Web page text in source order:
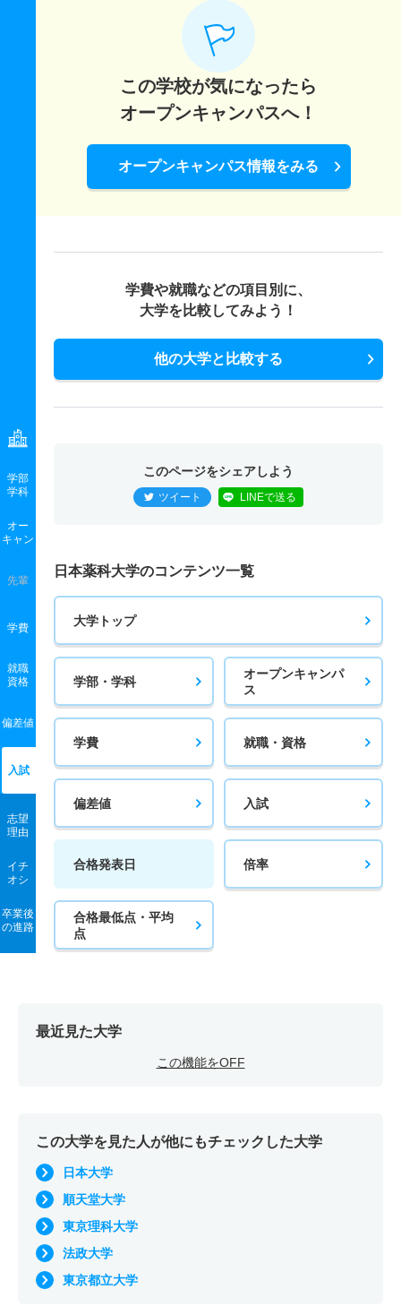
学部
学科
オー
キャン
先輩
学費
就職
資格
偏差値
入試
志望
理由
イチ
オシ
卒業後
の進路
この学校が気になったら
オープンキャンパスへ！
オープンキャンパス情報をみる
学費や就職などの項目別に、
大学を比較してみよう！
他の大学と比較する
このページをシェアしよう
ツイート LINEで送る
日本薬科大学のコンテンツ一覧
大学トップ
学部・学科
オープンキャンパ
ス
学費 就職・資格
偏差値 入試
合格発表日 倍率
合格最低点・平均
点
最近見た大学
この機能をOFF
この大学を見た人が他にもチェックした大学
日本大学
順天堂大学
東京理科大学
法政大学
東京都立大学